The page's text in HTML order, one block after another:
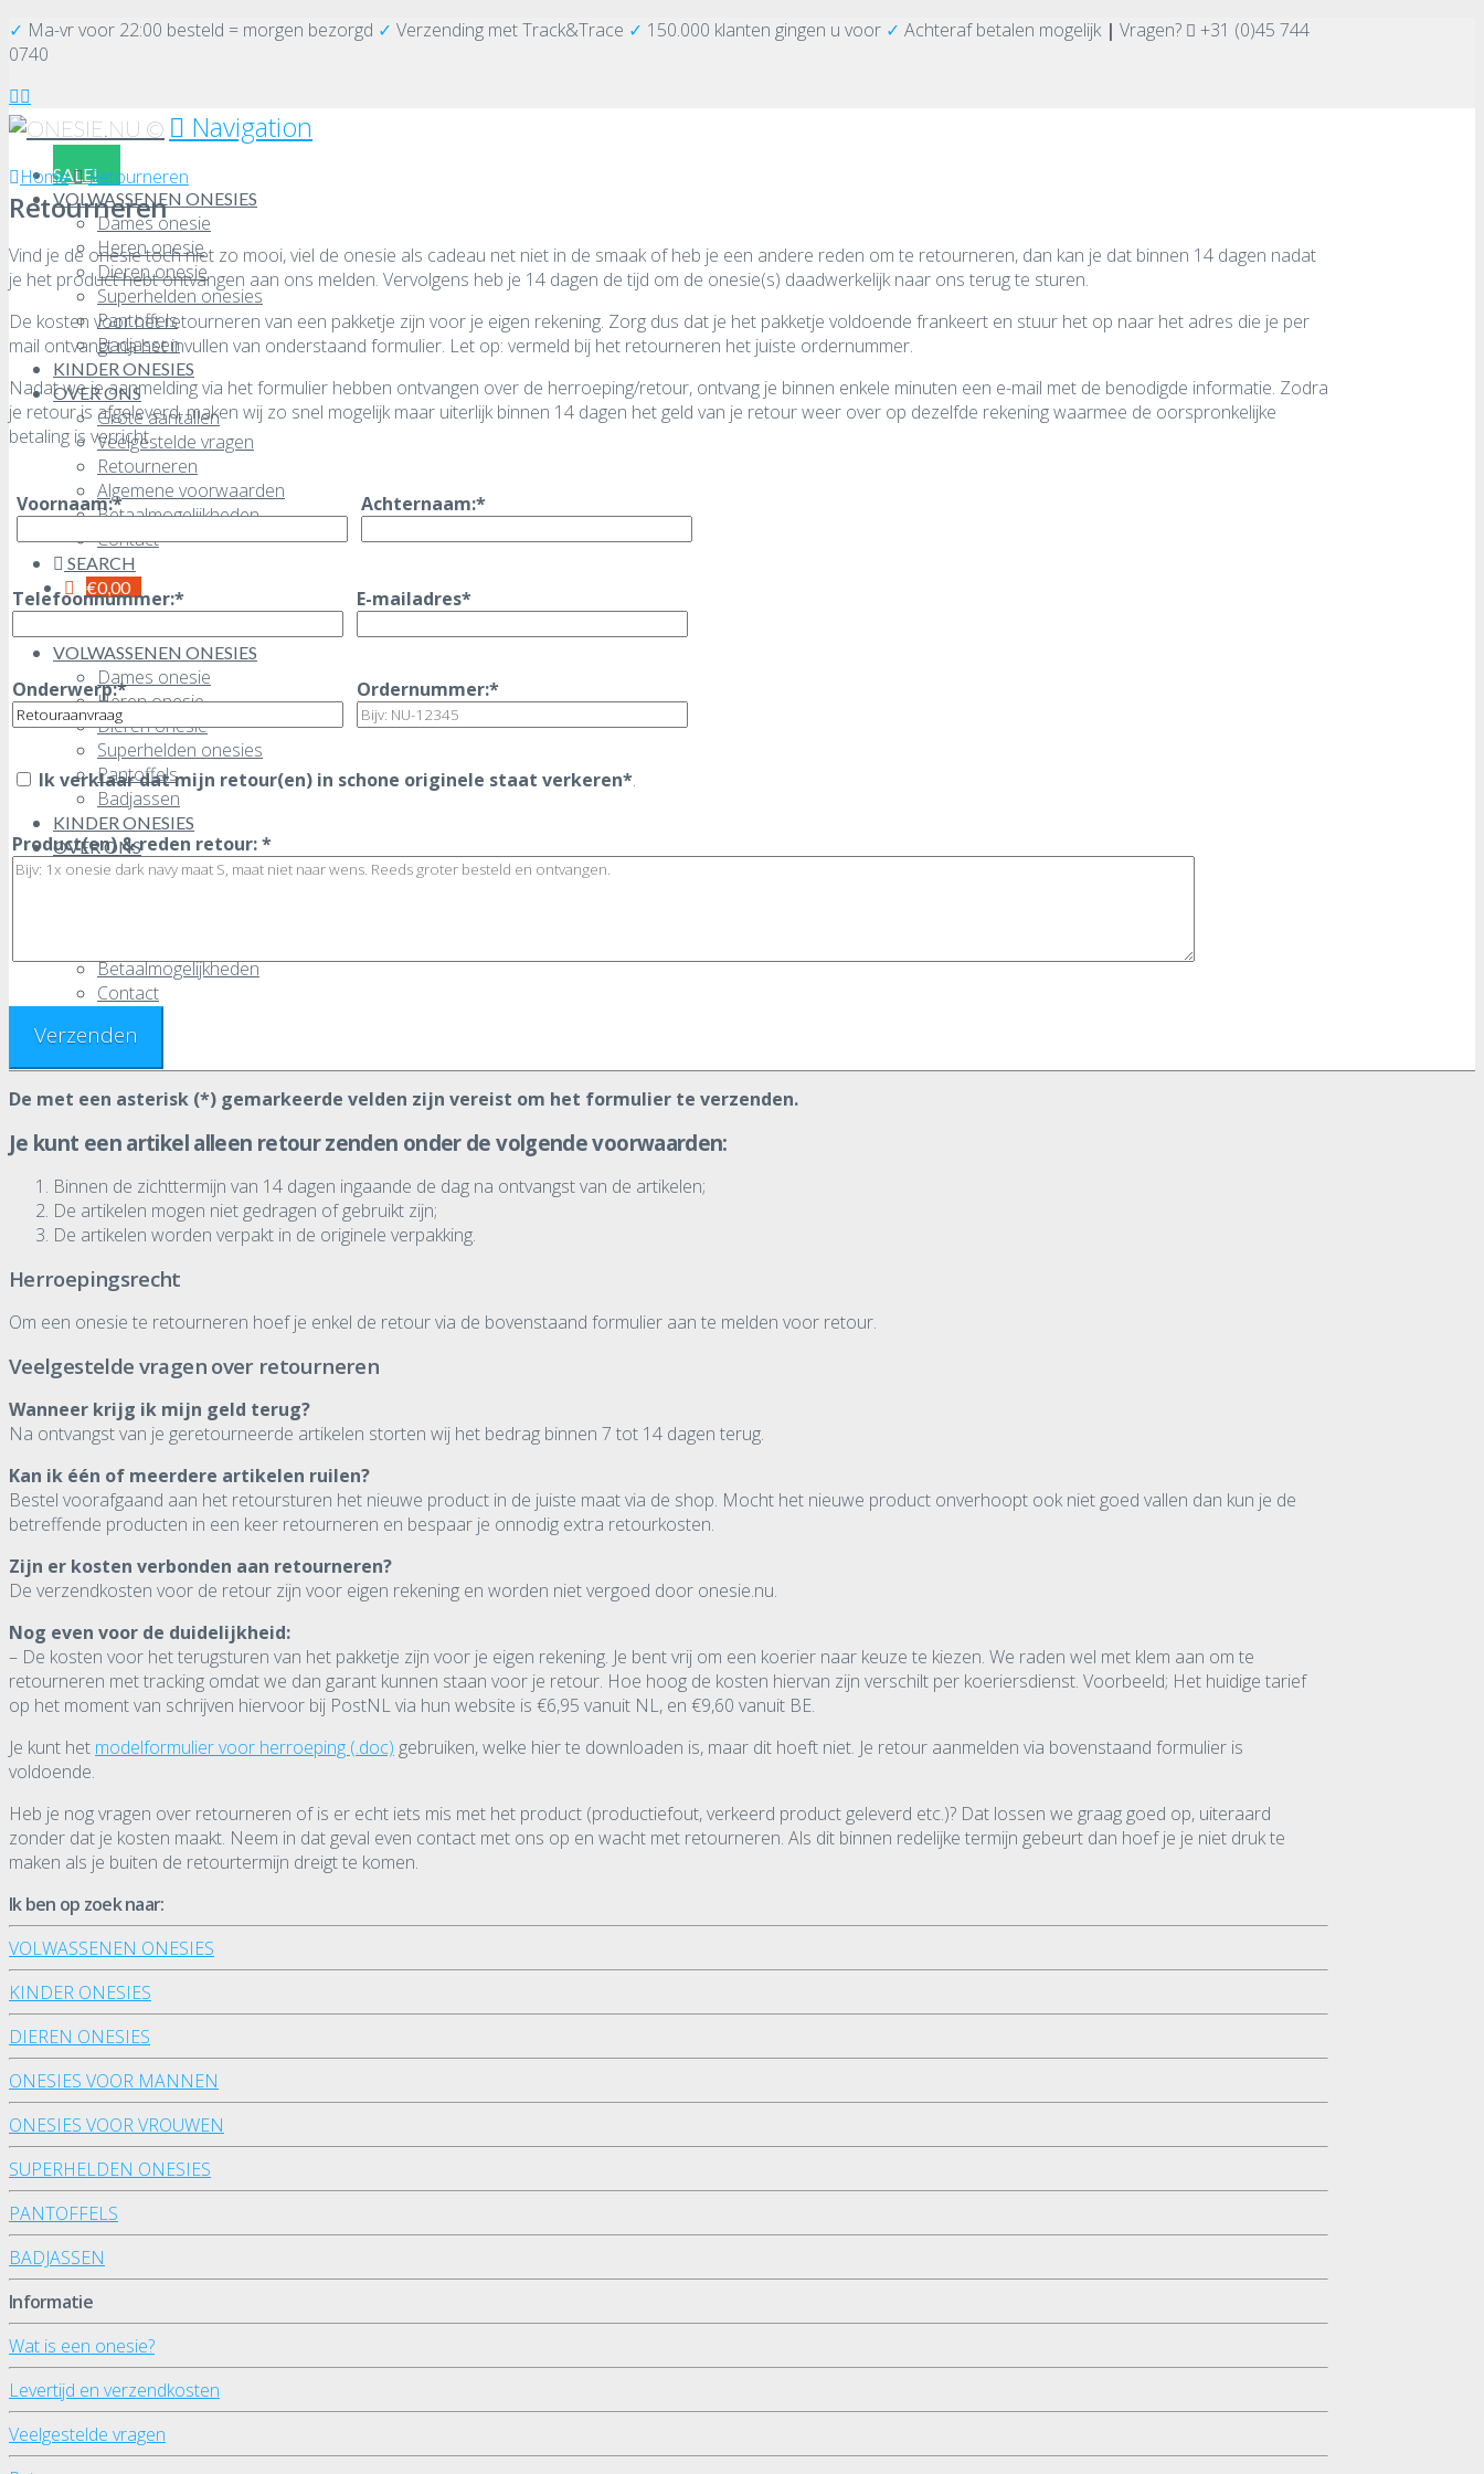
✓ Ma-vr voor 22:00 besteld = morgen bezorgd ✓ Verzending met Track&Trace ✓ 150.000 klanten gingen u voor ✓ Achteraf betalen mogelijk | Vragen?
+31 (0)45 744
0740
Navigation
SALE!
VOLWASSENEN ONESIES
Dames onesie
Heren onesie
Dieren onesie
Superhelden onesies
Pantoffels
Badjassen
KINDER ONESIES
OVER ONS
Grote aantallen
Veelgestelde vragen
Retourneren
Algemene voorwaarden
Betaalmogelijkheden
Contact
SEARCH
€0,00
VOLWASSENEN ONESIES
Dames onesie
Heren onesie
Dieren onesie
Superhelden onesies
Pantoffels
Badjassen
KINDER ONESIES
OVER ONS
Grote aantallen
Betaalmogelijkheden
Contact
€0,00
Home Retourneren
Retourneren
Vind je de onesie toch niet zo mooi, viel de onesie als cadeau net niet in de smaak of heb je een andere reden om te retourneren, dan kan je dat binnen 14 dagen nadat
je het product hebt ontvangen aan ons melden. Vervolgens heb je 14 dagen de tijd om de onesie(s) daadwerkelijk naar ons terug te sturen.
De kosten voor het retourneren van een pakketje zijn voor je eigen rekening. Zorg dus dat je het pakketje voldoende frankeert en stuur het op naar het adres die je per
mail ontvangt na het invullen van onderstaand formulier. Let op: vermeld bij het retourneren het juiste ordernummer.
Nadat we je aanmelding via het formulier hebben ontvangen over de herroeping/retour, ontvang je binnen enkele minuten een e-mail met de benodigde informatie. Zodra
je retour is afgeleverd, maken wij zo snel mogelijk maar uiterlijk binnen 14 dagen het geld van je retour weer over op dezelfde rekening waarmee de oorspronkelijke
betaling is verricht.
Voornaam:* Achternaam:*
Telefoonnummer:* E-mailadres*
Onderwerp:* Ordernummer:*
Ik verklaar dat mijn retour(en) in schone originele staat verkeren*.
Product(en) & reden retour: *
De met een asterisk (*) gemarkeerde velden zijn vereist om het formulier te verzenden.
Je kunt een artikel alleen retour zenden onder de volgende voorwaarden:
Binnen de zichttermijn van 14 dagen ingaande de dag na ontvangst van de artikelen;
De artikelen mogen niet gedragen of gebruikt zijn;
De artikelen worden verpakt in de originele verpakking.
Herroepingsrecht
Om een onesie te retourneren hoef je enkel de retour via de bovenstaand formulier aan te melden voor retour.
Veelgestelde vragen over retourneren
Wanneer krijg ik mijn geld terug?
Na ontvangst van je geretourneerde artikelen storten wij het bedrag binnen 7 tot 14 dagen terug.
Kan ik één of meerdere artikelen ruilen?
Bestel voorafgaand aan het retoursturen het nieuwe product in de juiste maat via de shop. Mocht het nieuwe product onverhoopt ook niet goed vallen dan kun je de
betreffende producten in een keer retourneren en bespaar je onnodig extra retourkosten.
Zijn er kosten verbonden aan retourneren?
De verzendkosten voor de retour zijn voor eigen rekening en worden niet vergoed door onesie.nu.
Nog even voor de duidelijkheid:
– De kosten voor het terugsturen van het pakketje zijn voor je eigen rekening. Je bent vrij om een koerier naar keuze te kiezen. We raden wel met klem aan om te
retourneren met tracking omdat we dan garant kunnen staan voor je retour. Hoe hoog de kosten hiervan zijn verschilt per koeriersdienst. Voorbeeld; Het huidige tarief
op het moment van schrijven hiervoor bij PostNL via hun website is €6,95 vanuit NL, en €9,60 vanuit BE.
Je kunt het modelformulier voor herroeping (.doc) gebruiken, welke hier te downloaden is, maar dit hoeft niet. Je retour aanmelden via bovenstaand formulier is
voldoende.
Heb je nog vragen over retourneren of is er echt iets mis met het product (productiefout, verkeerd product geleverd etc.)? Dat lossen we graag goed op, uiteraard
zonder dat je kosten maakt. Neem in dat geval even contact met ons op en wacht met retourneren. Als dit binnen redelijke termijn gebeurt dan hoef je je niet druk te
maken als je buiten de retourtermijn dreigt te komen.
Ik ben op zoek naar:
VOLWASSENEN ONESIES
KINDER ONESIES
DIEREN ONESIES
ONESIES VOOR MANNEN
ONESIES VOOR VROUWEN
SUPERHELDEN ONESIES
PANTOFFELS
BADJASSEN
Informatie
Wat is een onesie?
Levertijd en verzendkosten
Veelgestelde vragen